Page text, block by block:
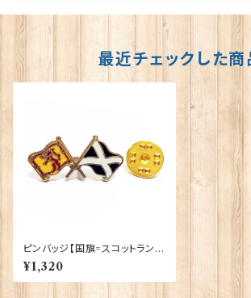
最近チェックした商
ピンバッジ【国旗=スコットランド
と王室】Tradition 90040-T2
46
¥1,320